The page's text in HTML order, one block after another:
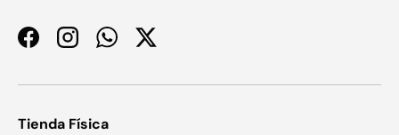
FacebookInstagramWhatsApp
Twitter
Tienda Física